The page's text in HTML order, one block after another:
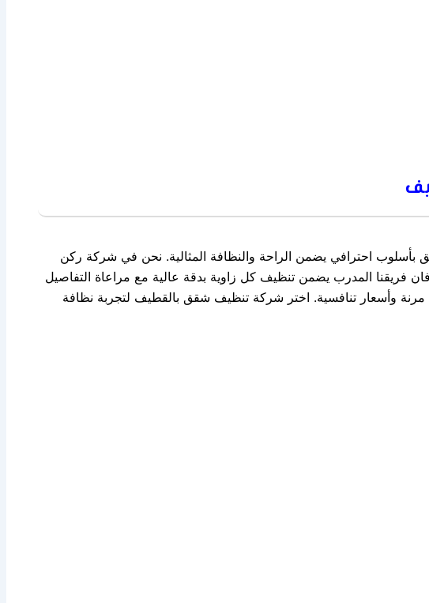
احترافي يضمن الراحة والنظافة المثالية. نحن في شركة ركن
فريقنا المدرب يضمن تنظيف كل زاوية بدقة عالية مع مراعاة التفاصيل
وأسعار تنافسية. اختر شركة تنظيف شقق بالقطيف لتجربة نظافة